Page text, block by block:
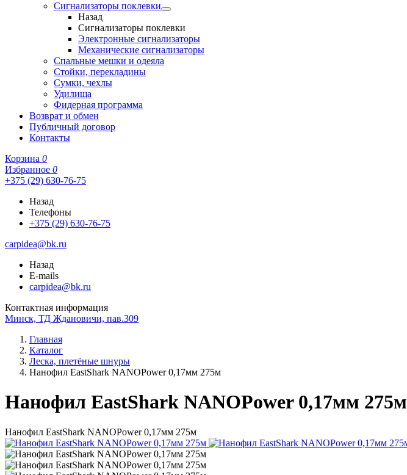
Сигнализаторы поклевки
Назад
Сигнализаторы поклевки
Электронные сигнализаторы
Механические сигнализаторы
Спальные мешки и одеяла
Стойки, перекладины
Сумки, чехлы
Удилища
Фидерная программа
Возврат и обмен
Публичный договор
Контакты
Корзина 0
Избранное 0
+375 (29) 630-76-75
Назад
Телефоны
+375 (29) 630-76-75
carpidea@bk.ru
Назад
E-mails
carpidea@bk.ru
Контактная информация
Минск, ТД Ждановичи, пав.309
Главная
Каталог
Леска, плетёные шнуры
Нанофил EastShark NANOPower 0,17мм 275м
Нанофил EastShark NANOPower 0,17мм 275м
Нанофил EastShark NANOPower 0,17мм 275м